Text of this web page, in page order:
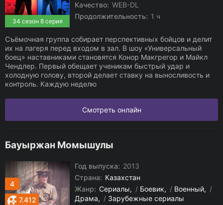
34 сезон 8 серия
Качество: WEB-DL
Продолжительность: 1 ч
Съёмочная группа собирает перспективных бойцов и делит
их на лагеря перед входом в зал. В шоу «Универсальный
боец» наставниками становятся Конор Макгрегор и Майкл
Чендлер. Первый обещает ученикам быстрый удар и
холодную голову, второй делает ставку на выносливость и
контроль. Каждую неделю
Смотреть онлайн
Бауыржан Момышулы
4
7.412
Год выпуска: 2013
Страна: Казахстан
Жанр: Сериалы / Боевик / Военный
/
Драма
/ Зарубежные сериалы